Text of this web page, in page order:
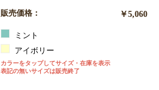
販売価格： ￥5,060
ミント
アイボリー
カラーをタップしてサイズ・在庫を表示
表記の無いサイズは販売終了